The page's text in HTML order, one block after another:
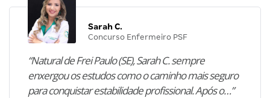
Sarah C.
Concurso Enfermeiro PSF
“Natural de Frei Paulo (SE), Sarah C. sempre
enxergou os estudos como o caminho mais seguro
para conquistar estabilidade profissional. Após o…”